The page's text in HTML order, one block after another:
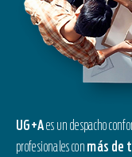
UG+Aes un despacho
profesionales con más de